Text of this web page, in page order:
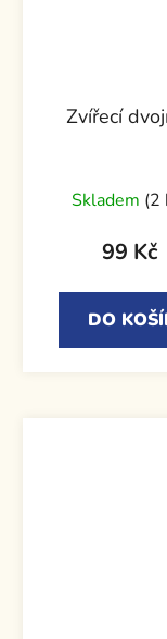
Zvířecí
Skladem (2
99 Kč
DO